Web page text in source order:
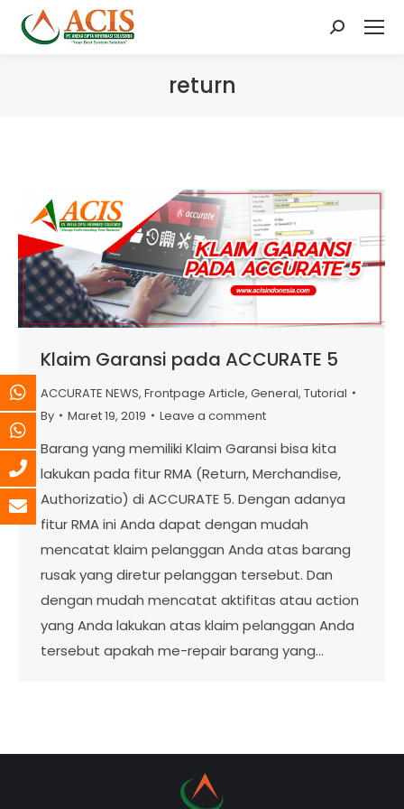
Search:
return
Klaim Garansi pada ACCURATE 5
ACCURATE NEWS, Frontpage Article, General, Tutorial
By
Maret 19, 2019 Leave a comment
Barang yang memiliki Klaim Garansi bisa kita
lakukan pada fitur RMA (Return, Merchandise,
Authorizatio) di ACCURATE 5. Dengan adanya
fitur RMA ini Anda dapat dengan mudah
mencatat klaim pelanggan Anda atas barang
rusak yang diretur pelanggan tersebut. Dan
dengan mudah mencatat aktifitas atau action
yang Anda lakukan atas klaim pelanggan Anda
tersebut apakah me-repair barang yang…